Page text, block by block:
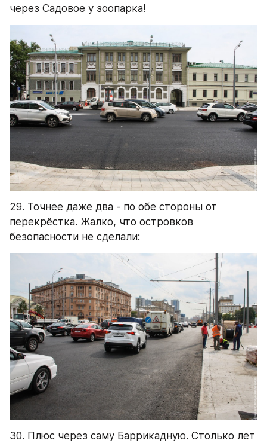
через Садовое у зоопарка!
29. Точнее даже два - по обе стороны от
перекрёстка. Жалко, что островков
безопасности не сделали:
30. Плюс через саму Баррикадную. Столько лет